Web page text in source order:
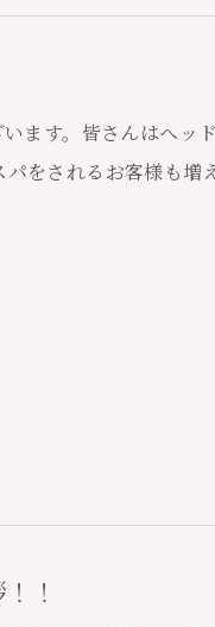
ます。皆さんはヘッ
をされるお客様も増
！